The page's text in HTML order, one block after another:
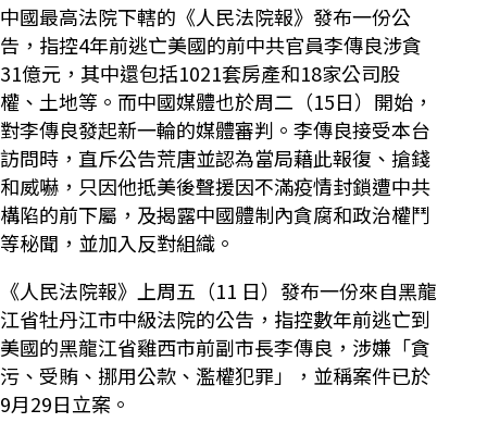
中國最高法院下轄的《人民法院報》發布一份公
告，指控4年前逃亡美國的前中共官員李傳良涉貪
31億元，其中還包括1021套房產和18家公司股
權、土地等。而中國媒體也於周二（15日）開始，
對李傳良發起新一輪的媒體審判。李傳良接受本台
訪問時，直斥公告荒唐並認為當局藉此報復、搶錢
和威嚇，只因他抵美後聲援因不滿疫情封鎖遭中共
構陷的前下屬，及揭露中國體制內貪腐和政治權鬥
等秘聞，並加入反對組織。
《人民法院報》上周五（11 日）發布一份來自黑龍
江省牡丹江市中級法院的公告，指控數年前逃亡到
美國的黑龍江省雞西市前副市長李傳良，涉嫌「貪
污、受賄、挪用公款、濫權犯罪」，並稱案件已於
9月29日立案。